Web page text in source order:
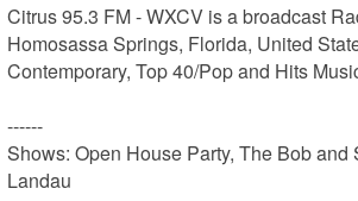
Citrus 95.3 FM - WXCV is a broadcast
Homosassa Springs, Florida, United
Contemporary, Top 40/Pop and Hits
------
Shows: Open House Party, The Bob and
Landau